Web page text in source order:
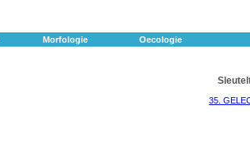
Morfologie Oecologie
35.